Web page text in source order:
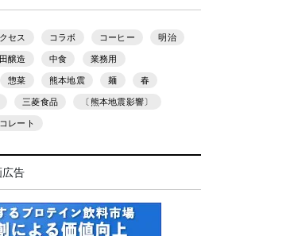
セス コラボ コーヒー 明治
醸造 中食 業務用
惣菜 熊本地震 麺 春
三菱食品 〔熊本地震影響〕
レート
広告